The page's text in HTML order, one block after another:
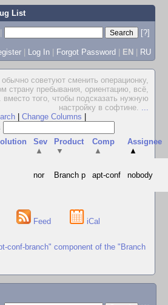
List
|
[?]
| Log In | Forgot Password | EN | RU
советуют сменить операционку,
страну пребывания, ориентацию, всё,
вместо того, чтобы подсказать нужную
настройку в софтине. ...
Change Columns
Sev
▲
Product
▼
Comp
▲
Assignee
▲
nor Branch p apt-conf nobody
Feed iCal
conf-branch" component of the "Branch